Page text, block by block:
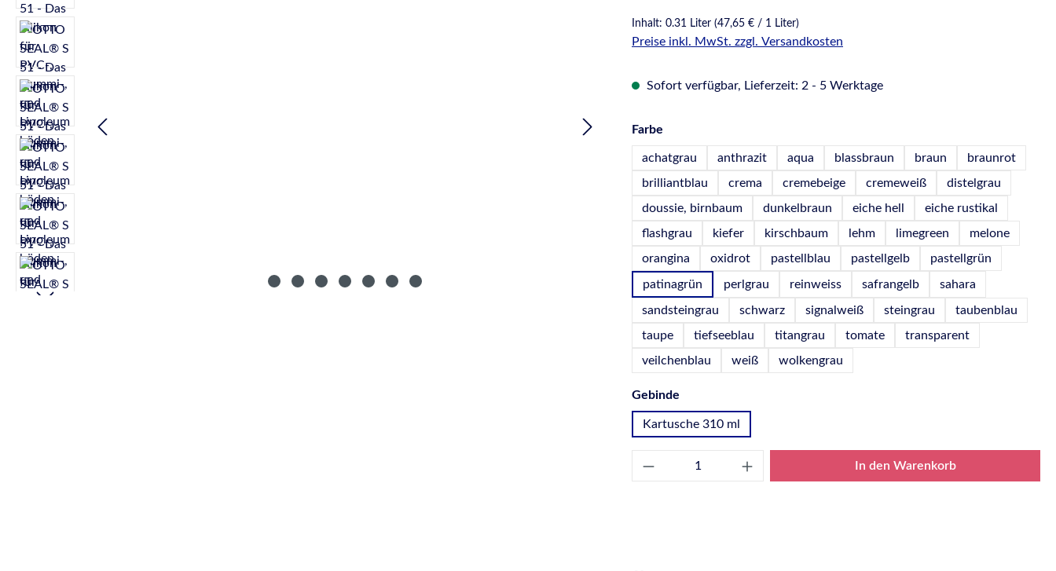
Inhalt: 0.31 Liter (47,65 € / 1 Liter)
Preise inkl. MwSt. zzgl. Versandkosten
Sofort verfügbar, Lieferzeit: 2 - 5 Werktage
Farbe
achatgrau anthrazit aqua blassbraun braun
braunrot
brilliantblau
crema cremebeige cremeweiß
distelgrau
doussie, birnbaum
dunkelbraun eiche hell
eiche rustikal
flashgrau
kiefer kirschbaum lehm limegreen
melone
orangina
oxidrot pastellblau pastellgelb pastellgrün
patinagrün perlgrau reinweiss safrangelb sahara
sandsteingrau schwarz signalweiß steingrau
taubenblau
taupe
tiefseeblau titangrau tomate
transparent
veilchenblau
weiß wolkengrau
Gebinde
Kartusche 310 ml
Produkt Anzahl: Gib den gewünschten Wert ein
In den Warenkorb